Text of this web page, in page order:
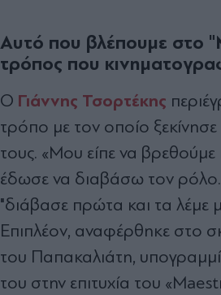
Αυτό που βλέπουμε στο
τρόπος που
Ο Γιάννης Τσορτέκης
τρόπο με τον οποίο
τους. «Μου είπε να βρεθούμε
έδωσε να διαβάσω τον
"διάβασε πρώτα και τα λέμε
Επιπλέον, αναφέρθηκε στο
του Παπακαλιάτη,
του στην επιτυχία του